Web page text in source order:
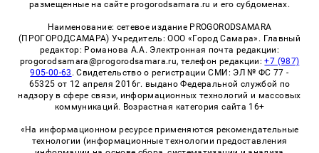
размещенные на сайте progorodsamara.ru и его субдоменах.
Наименование: сетевое издание PROGORODSAMARA
(ПРОГОРОДСАМАРА) Учредитель: ООО «Город Самара». Главный
редактор: Романова А.А. Электронная почта редакции:
progorodsamara@progorodsamara.ru, телефон редакции:+7 (987)
905-00-63 . Свидетельство о регистрации СМИ: ЭЛ № ФС 77 -
65325 от 12 апреля 2016г. выдано Федеральной службой по
надзору в сфере связи, информационных технологий и массовых
коммуникаций. Возрастная категория сайта 16+
«На информационном ресурсе применяются рекомендательные
технологии (информационные технологии предоставления